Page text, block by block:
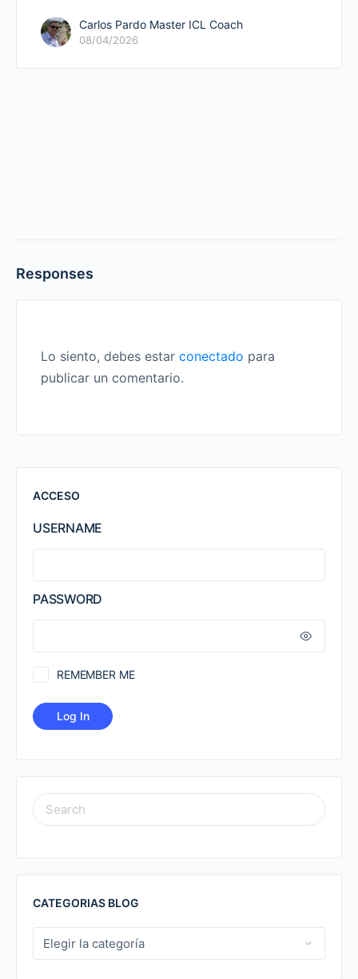
Carlos Pardo Master ICL Coach
08/04/2026
Responses
Lo siento, debes estar conectado para
publicar un comentario.
ACCESO
USERNAME
PASSWORD
REMEMBER ME
SEARCH
FOR:
CATEGORIAS BLOG
CATEGORIAS
BLOG